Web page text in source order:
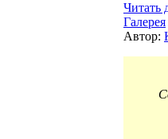
Читать
Галерея
Автор: